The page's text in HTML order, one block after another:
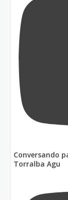
Conversando
Torralba Agu